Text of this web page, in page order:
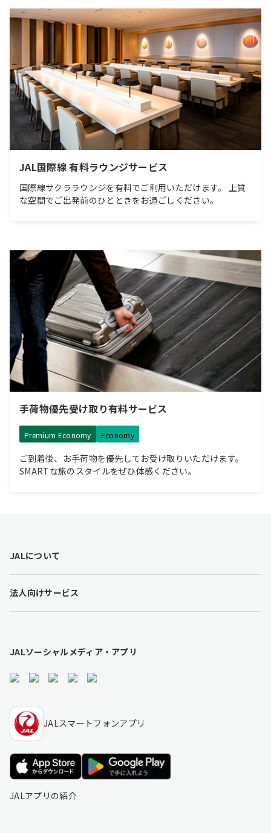
JAL国際線 有料ラウンジサービス
国際線サクララウンジを有料でご利用いただけます。 上質
な空間でご出発前のひとときをお過ごしください。
手荷物優先受け取り有料サービス
Premium Economy Economy
ご到着後、お手荷物を優先してお受け取りいただけます。
SMARTな旅のスタイルをぜひ体感ください。
o
e
k
s
JALについて
法人向けサービス
JALソーシャルメディア・アプリ
JALスマートフォンアプリ
JALアプリの紹介